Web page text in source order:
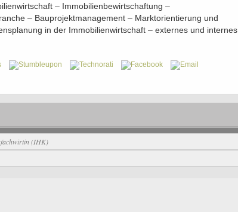
– Immobilienbewirtschaftung –
– Bauprojektmanagement – Marktorientierung und
in der Immobilienwirtschaft – externes und internes
(IHK)